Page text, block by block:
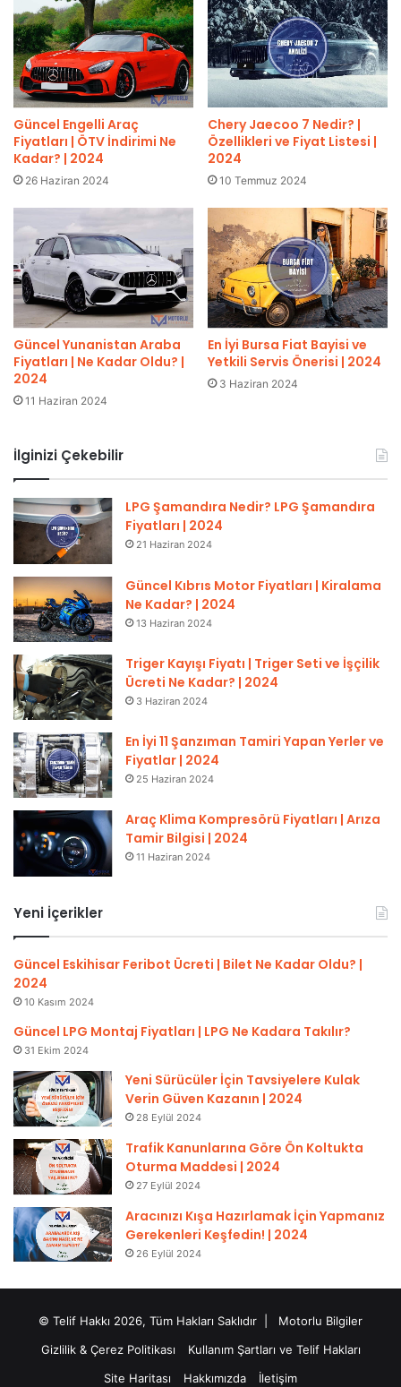
Güncel Engelli Araç
Fiyatları | ÖTV İndirimi Ne
Kadar? | 2024
26 Haziran 2024
Chery Jaecoo 7 Nedir? |
Özellikleri ve Fiyat Listesi |
2024
10 Temmuz 2024
Güncel Yunanistan Araba
Fiyatları | Ne Kadar Oldu? |
2024
11 Haziran 2024
En İyi Bursa Fiat Bayisi ve
Yetkili Servis Önerisi | 2024
3 Haziran 2024
İlginizi Çekebilir
LPG Şamandıra Nedir? LPG Şamandıra
Fiyatları | 2024
21 Haziran 2024
Güncel Kıbrıs Motor Fiyatları | Kiralama
Ne Kadar? | 2024
13 Haziran 2024
Triger Kayışı Fiyatı | Triger Seti ve İşçilik
Ücreti Ne Kadar? | 2024
3 Haziran 2024
En İyi 11 Şanzıman Tamiri Yapan Yerler ve
Fiyatlar | 2024
25 Haziran 2024
Araç Klima Kompresörü Fiyatları | Arıza
Tamir Bilgisi | 2024
11 Haziran 2024
Yeni İçerikler
Güncel Eskihisar Feribot Ücreti | Bilet Ne Kadar Oldu? |
2024
10 Kasım 2024
Güncel LPG Montaj Fiyatları | LPG Ne Kadara Takılır?
31 Ekim 2024
Yeni Sürücüler İçin Tavsiyelere Kulak
Verin Güven Kazanın | 2024
28 Eylül 2024
Trafik Kanunlarına Göre Ön Koltukta
Oturma Maddesi | 2024
27 Eylül 2024
Aracınızı Kışa Hazırlamak İçin Yapmanız
Gerekenleri Keşfedin! | 2024
26 Eylül 2024
© Telif Hakkı 2026, Tüm Hakları Saklıdır | Motorlu Bilgiler
Gizlilik & Çerez Politikası
Kullanım Şartları ve Telif Hakları
Site Haritası
Hakkımızda İletişim